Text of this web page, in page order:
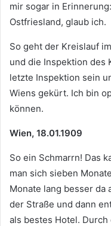
mir sogar in
Ostfriesland, glaub ich.
So geht der Kreislauf
und die Inspektion des
letzte Inspektion sein
Wiens gekürt. Ich bin
können.
Wien, 18.01.1909
So ein Schmarrn! Das
man sich sieben
Monate lang besser da
der Straße und dann
als bestes Hotel.